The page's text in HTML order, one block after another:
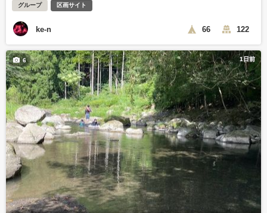
グループ 区画サイト
ke-n 66 122
1日前
6